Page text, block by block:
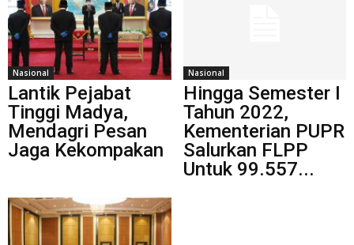
Nasional
Lantik Pejabat
Tinggi Madya,
Mendagri Pesan
Jaga Kekompakan
Nasional
Hingga Semester I
Tahun 2022,
Kementerian PUPR
Salurkan FLPP
Untuk 99.557...